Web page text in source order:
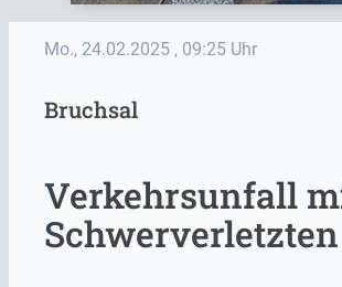
Mo., 24.02.2025 , 09:25 Uhr
Bruchsal
Verkehrsunfall
Schwerverletzten